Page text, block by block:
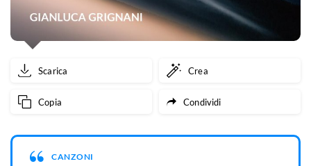
Scarica Crea
Copia Condividi
CANZONI